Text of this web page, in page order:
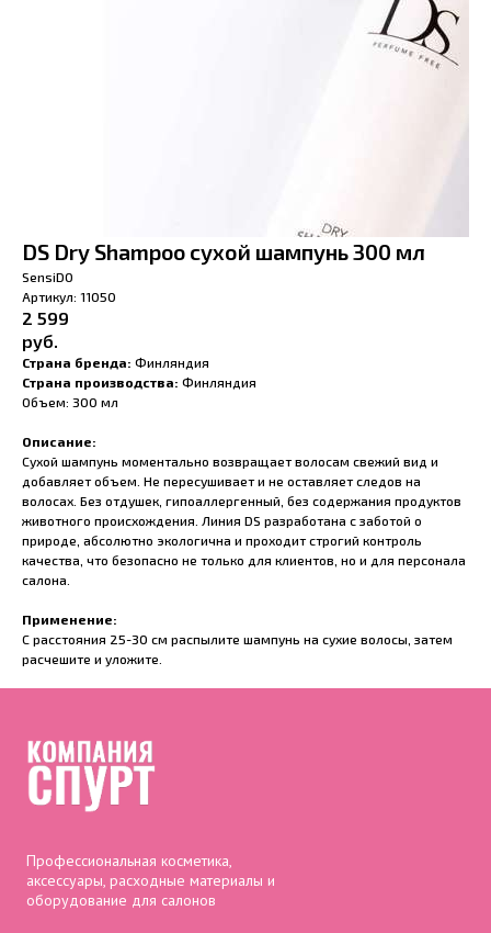
DS Dry Shampoo сухой шампунь 300 мл
SensiDO
Артикул: 11050
2 599
руб.
Страна бренда: Финляндия
Страна производства: Финляндия
Объем: 300 мл
Описание:
Сухой шампунь моментально возвращает волосам свежий вид и
добавляет объем. Не пересушивает и не оставляет следов на
волосах. Без отдушек, гипоаллергенный, без содержания продуктов
животного происхождения. Линия DS разработана с заботой о
природе, абсолютно экологична и проходит строгий контроль
качества, что безопасно не только для клиентов, но и для персонала
салона.
Применение:
С расстояния 25-30 см распылите шампунь на сухие волосы, затем
расчешите и уложите.
Профессиональная косметика,
аксессуары, расходные материалы и
оборудование для салонов